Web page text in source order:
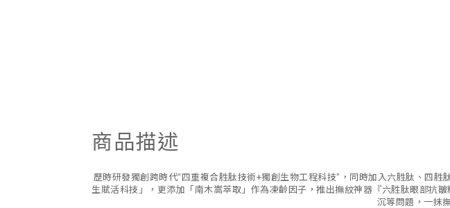
商品描述
歷時研發獨創跨時代“四重複合胜肽技術+獨創生物工程科技”，同時加入六胜肽、四
生賦活科技」，更添加「南木嵩萃取」作為凍齡因子，推出撫紋神器『六胜肽眼部抗
沉等問題，一抹